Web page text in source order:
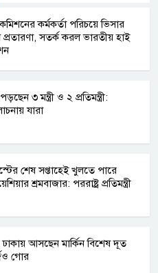
কর্মকর্তা পরিচয়ে ভিসার
প্রতারণা, সতর্ক করল ভারতীয় হাই
৩ মন্ত্রী ও ২ প্রতিমন্ত্রী:
যারা
শেষ সপ্তাহেই খুলতে পারে
শ্রমবাজার: পররাষ্ট্র প্রতিমন্ত্রী
আসছেন মার্কিন বিশেষ দূত
গোর